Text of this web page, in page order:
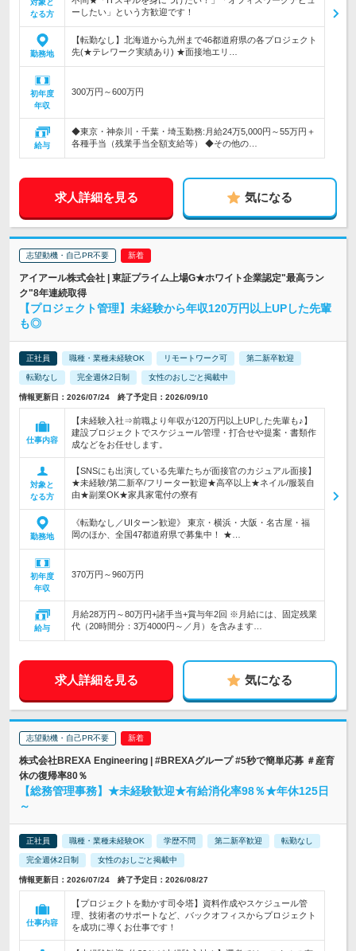
対象と
なる方
ーしたい」という方歓迎です！
勤務地
【転勤なし】北海道から九州まで46都道府県の各プロジェクト
先(★テレワーク実績あり) ★面接地エリ…
初年度
年収
300万円～600万円
給与
◆東京・神奈川・千葉・埼玉勤務:月給24万5,000円～55万円＋
各種手当（残業手当全額支給等） ◆その他の…
求人詳細を見る 気になる
志望動機・自己PR不要
アイアール株式会社 | 東証プライム上場G★ホワイト企業認定"最高ラン
ク"8年連続取得
【プロジェクト管理】未経験から年収120万円以上UPした先輩
も◎
正社員 職種・業種未経験OK リモートワーク可 第二新卒歓迎
転勤なし 完全週休2日制 女性のおしごと掲載中
情報更新日：2026/07/24 終了予定日：2026/09/10
仕事内容
【未経験入社⇒前職より年収が120万円以上UPした先輩も♪】
建設プロジェクトでスケジュール管理・打合せや提案・書類作
成などをお任せします。
対象と
なる方
【SNSにも出演している先輩たちが面接官のカジュアル面接】
★未経験/第二新卒/フリーター歓迎★高卒以上★ネイル/服装自
由★副業OK★家具家電付の寮有
勤務地
《転勤なし／UIターン歓迎》 東京・横浜・大阪・名古屋・福
岡のほか、全国47都道府県で募集中！ ★…
初年度
年収
370万円～960万円
給与
月給28万円～80万円+諸手当+賞与年2回 ※月給には、固定残業
代（20時間分：3万4000円～／月）を含みます…
求人詳細を見る 気になる
志望動機・自己PR不要
株式会社BREXA Engineering | #BREXAグループ #5秒で簡単応募 ＃産育
休の復帰率80％
【総務管理事務】★未経験歓迎★有給消化率98％★年休125日
～
正社員 職種・業種未経験OK 学歴不問 第二新卒歓迎 転勤なし
完全週休2日制 女性のおしごと掲載中
情報更新日：2026/07/24 終了予定日：2026/08/27
仕事内容
【プロジェクトを動かす司令塔】資料作成やスケジュール管
理、技術者のサポートなど、バックオフィスからプロジェクト
を成功に導くお仕事です！